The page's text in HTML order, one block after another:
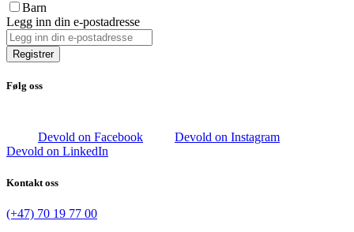
Barn
Legg inn din e-postadresse
Registrer
Følg oss
Devold on Facebook
Devold on Instagram
Devold on LinkedIn
Kontakt oss
(+47) 70 19 77 00